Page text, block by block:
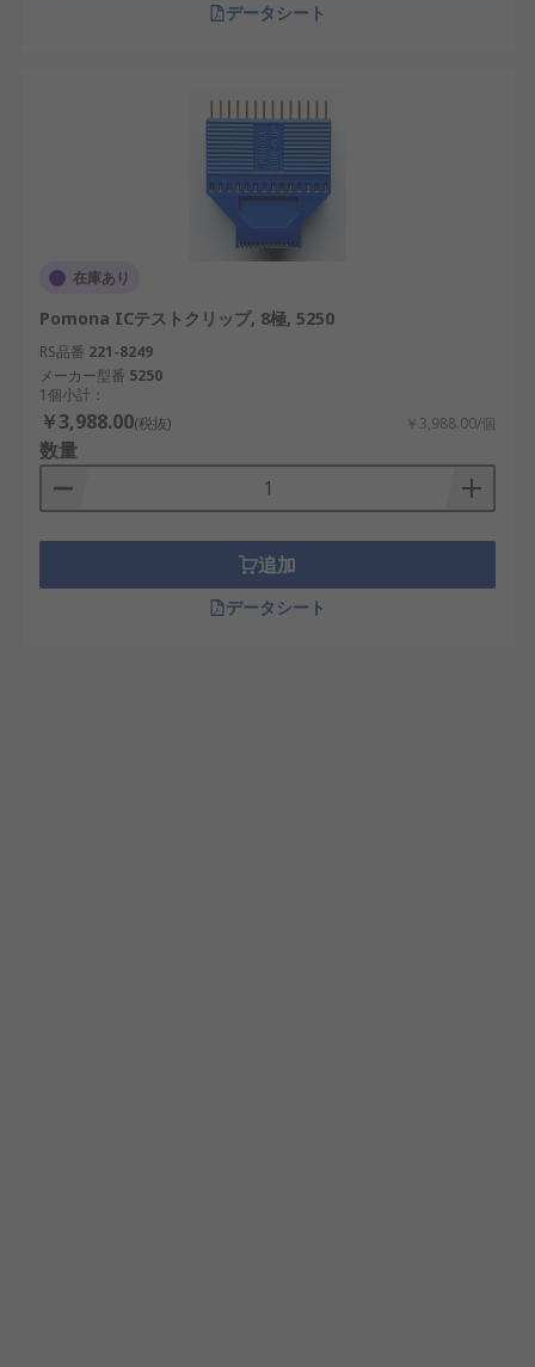
データシート
在庫あり
Pomona ICテストクリップ, 8極, 5250
RS品番 221-8249
メーカー型番 5250
1個小計：
￥3,988.00(税抜) ￥3,988.00/個
数量
追加
データシート